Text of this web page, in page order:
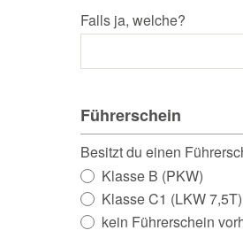
Falls ja, welche?
Führerschein
Besitzt du einen
Klasse B (PKW)
Klasse C1 (LKW 7,5T)
kein Führerschein